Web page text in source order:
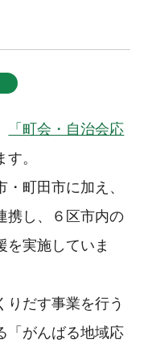
「町会・自治会応
。
町田市に加え、
携し、６区市内の
を実施していま
りだす事業を行う
「がんばる地域応